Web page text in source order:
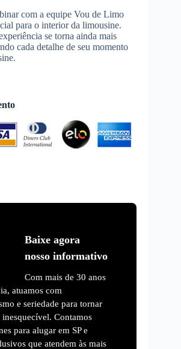
com a equipe Vou de Limo
para o interior da limousine.
se torna ainda mais
cada detalhe de seu momento
Baixe agora
nosso informativo
Com mais de 30 anos
atuamos com
e seriedade para tornar
inesquecível. Contamos
para alugar em SP e
que atendem às mais